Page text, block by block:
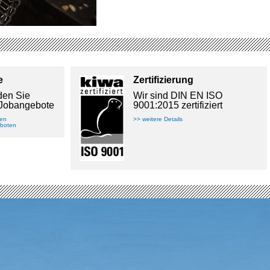
Sie
Zertifizierung
Wir sind DIN EN ISO
9001:2015 zertifiziert
>> weitere Details